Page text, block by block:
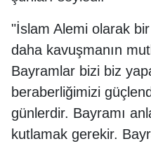
"İslam Alemi olarak
daha kavuşmanın
Bayramlar bizi biz
beraberliğimizi
günlerdir. Bayramı
kutlamak gerekir.